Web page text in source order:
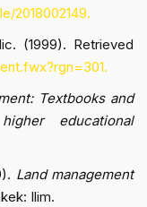
2018002149.
(1999). Retrieved
Textbooks and
educational
Land management
Ilim.